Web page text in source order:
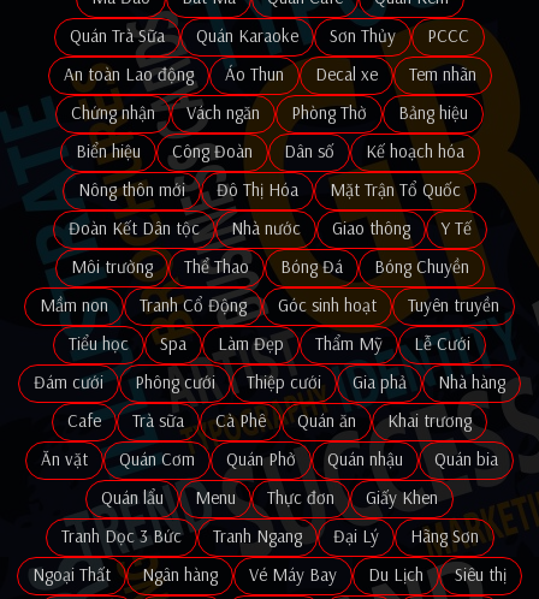
Quán Trà Sữa
Quán Karaoke Sơn Thủy
PCCC
An toàn Lao động
Áo Thun Decal xe
Tem nhãn
Chứng nhận
Vách ngăn Phòng Thờ
Bảng hiệu
Biển hiệu
Công Đoàn Dân số
Kế hoạch hóa
Nông thôn mới
Đô Thị Hóa
Mặt Trận Tổ Quốc
Đoàn Kết Dân tộc
Nhà nước Giao thông
Y Tế
Môi trường
Thể Thao Bóng Đá
Bóng Chuyền
Mầm non
Tranh Cổ Động Góc sinh hoạt
Tuyên truyền
Tiểu học
Spa Làm Đẹp Thẩm Mỹ
Lễ Cưới
Đám cưới
Phông cưới Thiệp cưới Gia phả
Nhà hàng
Cafe
Trà sữa Cà Phê Quán ăn
Khai trương
Ăn vặt
Quán Cơm Quán Phở Quán nhậu
Quán bia
Quán lẩu
Menu Thực đơn
Giấy Khen
Tranh Dọc 3 Bức
Tranh Ngang Đại Lý
Hãng Sơn
Ngoại Thất
Ngân hàng Vé Máy Bay Du Lịch
Siêu thị